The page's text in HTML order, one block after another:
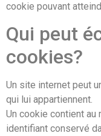
cookie pouvant
Qui peut
cookies?
Un site internet peut
qui lui appartiennent.
Un cookie contient au
identifiant conservé